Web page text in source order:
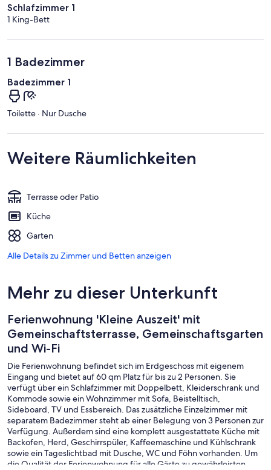
Schlafzimmer 1
1 King-Bett
1 Badezimmer
Badezimmer 1
Toilette · Nur Dusche
Weitere Räumlichkeiten
Terrasse oder Patio
Küche
Garten
Alle Details zu Zimmer und Betten anzeigen
Mehr zu dieser Unterkunft
Ferienwohnung 'Kleine Auszeit' mit
Gemeinschaftsterrasse, Gemeinschaftsgarten
und Wi-Fi
Die Ferienwohnung befindet sich im Erdgeschoss mit eigenem
Eingang und bietet auf 60 qm Platz für bis zu 2 Personen. Sie
verfügt über ein Schlafzimmer mit Doppelbett, Kleiderschrank und
Kommode sowie ein Wohnzimmer mit Sofa, Beistelltisch,
Sideboard, TV und Essbereich. Das zusätzliche Einzelzimmer mit
separatem Badezimmer steht ab einer Belegung von 3 Personen zur
Verfügung. Außerdem sind eine komplett ausgestattete Küche mit
Backofen, Herd, Geschirrspüler, Kaffeemaschine und Kühlschrank
sowie ein Tageslichtbad mit Dusche, WC und Föhn vorhanden. Um
die Qualität der Ferienwohnung für alle Gäste zu gewährleisten,